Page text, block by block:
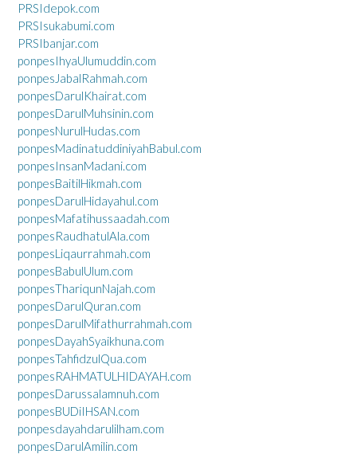
PRSIdepok.com
PRSIsukabumi.com
PRSIbanjar.com
ponpesIhyaUlumuddin.com
ponpesJabalRahmah.com
ponpesDarulKhairat.com
ponpesDarulMuhsinin.com
ponpesNurulHudas.com
ponpesMadinatuddiniyahBabul.com
ponpesInsanMadani.com
ponpesBaitilHikmah.com
ponpesDarulHidayahul.com
ponpesMafatihussaadah.com
ponpesRaudhatulAla.com
ponpesLiqaurrahmah.com
ponpesBabulUlum.com
ponpesThariqunNajah.com
ponpesDarulQuran.com
ponpesDarulMifathurrahmah.com
ponpesDayahSyaikhuna.com
ponpesTahfidzulQua.com
ponpesRAHMATULHIDAYAH.com
ponpesDarussalamnuh.com
ponpesBUDiIHSAN.com
ponpesdayahdarulilham.com
ponpesDarulAmilin.com